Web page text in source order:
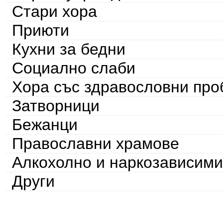
Стари хора
Приюти
Кухни за бедни
Социално слаби
Хора със здравословни
Затворници
Бежанци
Православни храмове
Алкохолно и наркозависими
Други